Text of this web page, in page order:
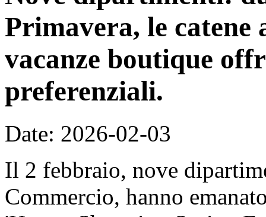
Primavera, le catene
vacanze boutique
preferenziali.
Date: 2026-02-03
Il 2 febbraio, nove
Commercio, hanno